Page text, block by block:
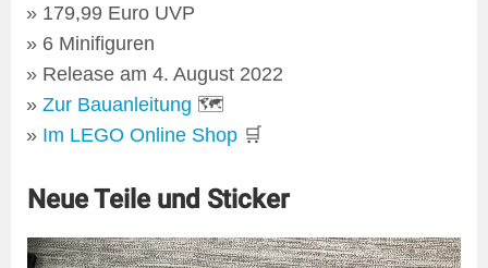
179,99 Euro UVP
6 Minifiguren
Release am 4. August 2022
Zur Bauanleitung 🗺
Im LEGO Online Shop 🛒
Neue Teile und Sticker